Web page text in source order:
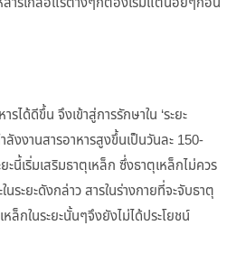
ได้ดีขึ้น จึงเข้าสู่การรักษาใน ‘ระยะ
งงานสารอาหารสูงขึ้นเป็นวันละ 150-
นี้เริ่มเสริมธาตุเหล็ก ซึ่งธาตุเหล็กไม่ควร
ในระยะดังกล่าว สารในร่างกายที่จะจับธาตุ
ล็กในระยะนั้นๆจึงยังไม่ได้ประโยชน์